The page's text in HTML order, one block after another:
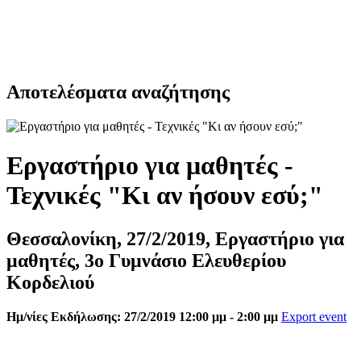
Αποτελέσματα αναζήτησης
Εργαστήριο για μαθητές -
Τεχνικές "Κι αν ήσουν εσύ;"
Θεσσαλονίκη, 27/2/2019, Εργαστήριο για
μαθητές, 3ο Γυμνάσιο Ελευθερίου
Κορδελιού
Ημ/νίες Εκδήλωσης: 27/2/2019 12:00 μμ - 2:00 μμ Export event